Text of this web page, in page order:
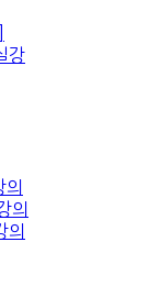
강
의
의